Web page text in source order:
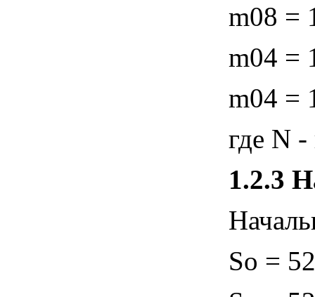
m08 =
m04 =
m04 =
где N
1.2.3
Sо =